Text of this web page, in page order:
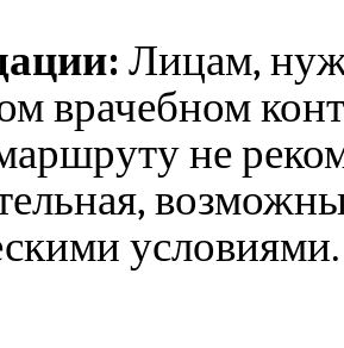
Лицам,
врачебном
не